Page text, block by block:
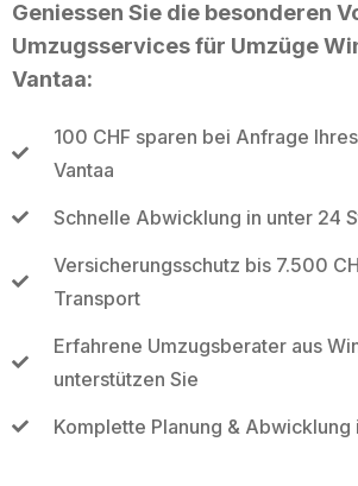
Geniessen Sie die besonderen
Umzugsservices für Umzüge
Vantaa:
100 CHF sparen bei Anfrage
Vantaa
Schnelle Abwicklung in unter 24
Versicherungsschutz bis 7.500
Transport
Erfahrene Umzugsberater aus
unterstützen Sie
Komplette Planung & Abwicklung